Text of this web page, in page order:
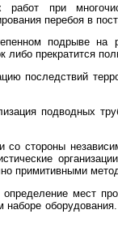
работ при
перебоя в
подрыве на
либо прекратится
последствий
подводных
стороны
примитивными
мест